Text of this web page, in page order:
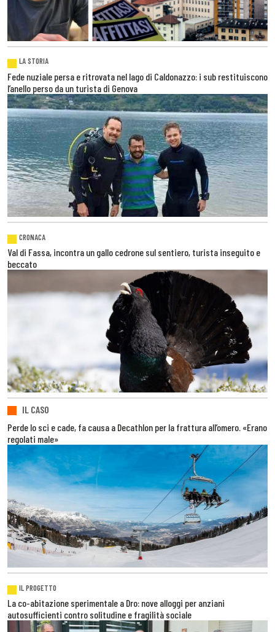
LA STORIA
Fede nuziale persa e ritrovata nel lago di Caldonazzo: i sub restituiscono
l’anello perso da un turista di Genova
CRONACA
Val di Fassa, incontra un gallo cedrone sul sentiero, turista inseguito e
beccato
IL CASO
Perde lo sci e cade, fa causa a Decathlon per la frattura all’omero. «Erano
regolati male»
IL PROGETTO
La co-abitazione sperimentale a Dro: nove alloggi per anziani
autosufficienti contro solitudine e fragilità sociale